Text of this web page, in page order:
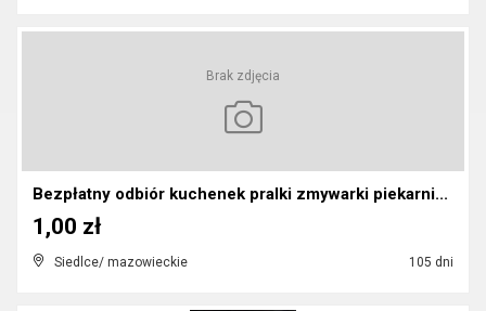
Brak zdjęcia
Bezpłatny odbiór kuchenek pralki zmywarki piekarni...
Siedlce/ mazowieckie 105 dni
1,00 zł